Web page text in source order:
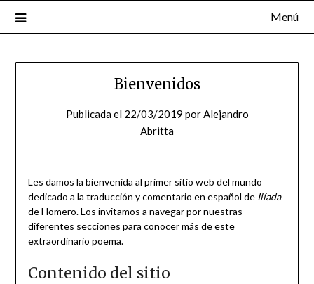
Menú
Bienvenidos
Publicada el 22/03/2019 porAlejandro
Abritta
Les damos la bienvenida al primer sitio web del mundo
dedicado a la traducción y comentario en español de Ilíada
de Homero. Los invitamos a navegar por nuestras
diferentes secciones para conocer más de este
extraordinario poema.
Contenido del sitio